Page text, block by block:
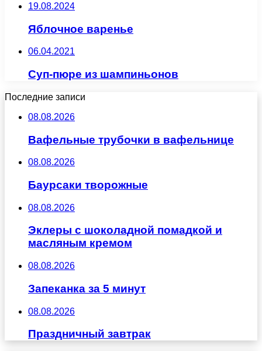
19.08.2024
Яблочное варенье
06.04.2021
Суп-пюре из шампиньонов
Последние записи
08.08.2026
Вафельные трубочки в вафельнице
08.08.2026
Баурсаки творожные
08.08.2026
Эклеры с шоколадной помадкой и
масляным кремом
08.08.2026
Запеканка за 5 минут
08.08.2026
Праздничный завтрак